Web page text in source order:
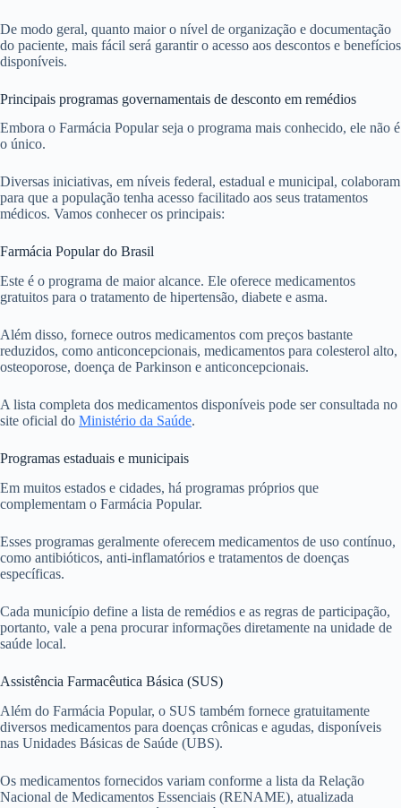
De modo geral, quanto maior o nível de organização e documentação
do paciente, mais fácil será garantir o acesso aos descontos e benefícios
disponíveis.
Principais programas governamentais de desconto em remédios
Embora o Farmácia Popular seja o programa mais conhecido, ele não é
o único.
Diversas iniciativas, em níveis federal, estadual e municipal, colaboram
para que a população tenha acesso facilitado aos seus tratamentos
médicos. Vamos conhecer os principais:
Farmácia Popular do Brasil
Este é o programa de maior alcance. Ele oferece medicamentos
gratuitos para o tratamento de hipertensão, diabete e asma.
Além disso, fornece outros medicamentos com preços bastante
reduzidos, como anticoncepcionais, medicamentos para colesterol alto,
osteoporose, doença de Parkinson e anticoncepcionais.
A lista completa dos medicamentos disponíveis pode ser consultada no
site oficial do Ministério da Saúde.
Programas estaduais e municipais
Em muitos estados e cidades, há programas próprios que
complementam o Farmácia Popular.
Esses programas geralmente oferecem medicamentos de uso contínuo,
como antibióticos, anti-inflamatórios e tratamentos de doenças
específicas.
Cada município define a lista de remédios e as regras de participação,
portanto, vale a pena procurar informações diretamente na unidade de
saúde local.
Assistência Farmacêutica Básica (SUS)
Além do Farmácia Popular, o SUS também fornece gratuitamente
diversos medicamentos para doenças crônicas e agudas, disponíveis
nas Unidades Básicas de Saúde (UBS).
Os medicamentos fornecidos variam conforme a lista da Relação
Nacional de Medicamentos Essenciais (RENAME), atualizada